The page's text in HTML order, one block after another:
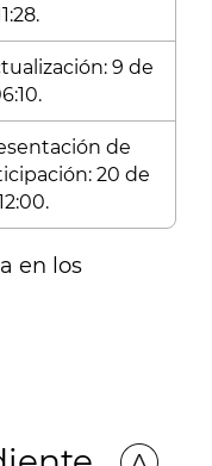
9 de
de
20 de
en los